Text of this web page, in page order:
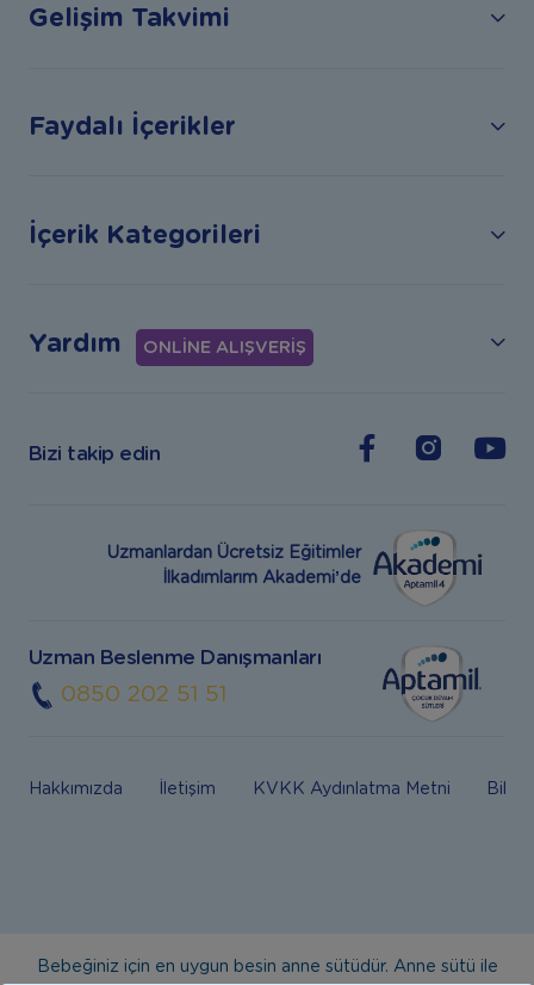
Gelişim Takvimi
Faydalı İçerikler
İçerik Kategorileri
Yardım ONLİNE ALIŞVERİŞ
Bizi takip edin
Uzmanlardan Ücretsiz Eğitimler
İlkadımlarım Akademi’de
Uzman Beslenme Danışmanları
0850 202 51 51
Hakkımızda İletişim KVKK Aydınlatma Metni Bilgi
Bebeğiniz için en uygun besin anne sütüdür. Anne sütü ile